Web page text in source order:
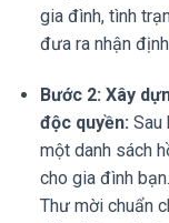
gia đình, tình
đưa ra nhận
Bước 2: Xây
độc quyền: Sau
một danh sách
cho gia đình
Thư mời chuẩn